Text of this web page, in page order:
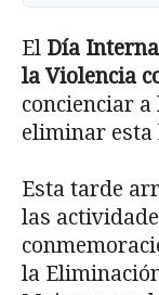
El Día
la Violencia
concienciar a
eliminar esta
Esta tarde
las
la